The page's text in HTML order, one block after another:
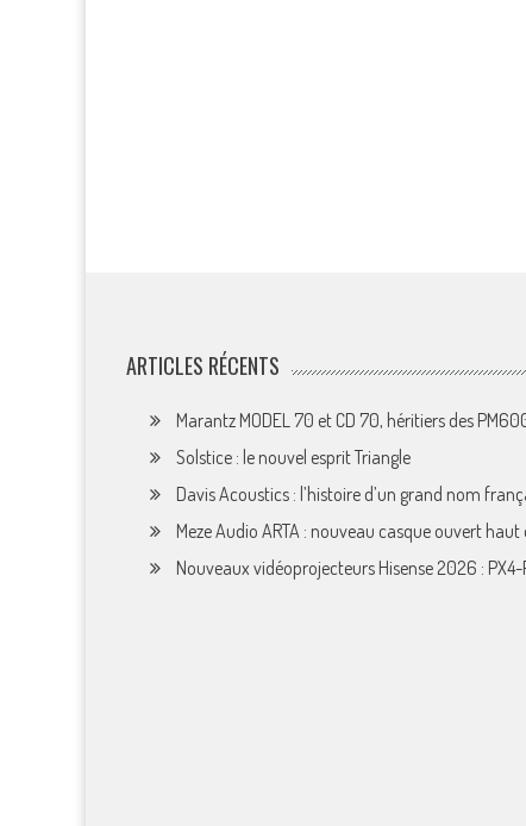
ARTICLES RÉCENTS
Marantz MODEL 70 et CD 70, héritiers des
Solstice : le nouvel esprit Triangle
Davis Acoustics : l’histoire d’un grand nom
Meze Audio ARTA : nouveau casque ouvert
Nouveaux vidéoprojecteurs Hisense 2026 : PX4-